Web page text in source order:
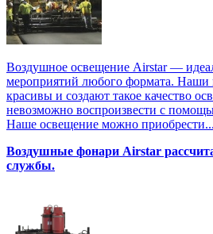
Воздушное освещение Airstar —
мероприятий любого формата. Наши
красивы и создают такое качество
невозможно воспроизвести с
Наше освещение можно приобрести...
Воздушные фонари Airstar
службы.